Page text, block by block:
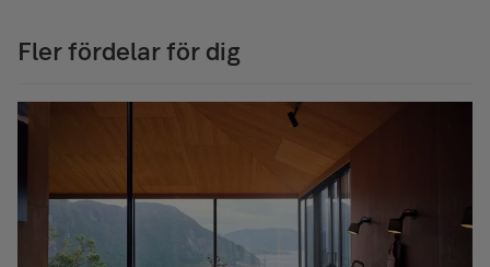
Fler fördelar för dig